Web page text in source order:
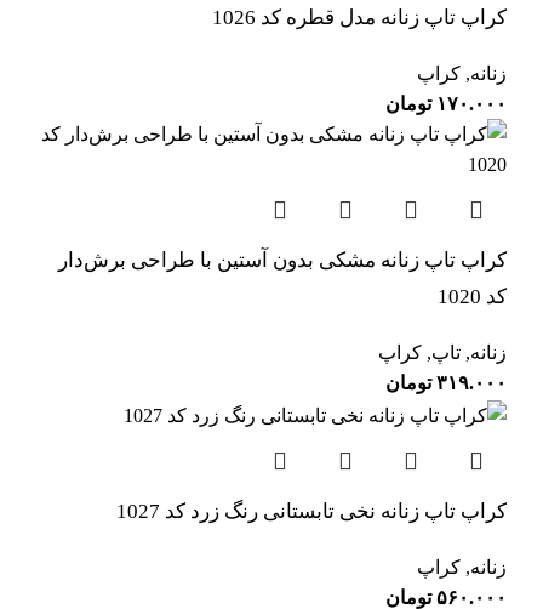
کراپ تاپ زنانه مدل قطره کد 1026
زنانه, کراپ
۱۷۰.۰۰۰ تومان
کراپ‌ تاپ زنانه مشکی بدون آستین با طراحی برش‌دار
کد 1020
زنانه, تاپ, کراپ
۳۱۹.۰۰۰ تومان
کراپ تاپ زنانه نخی تابستانی رنگ زرد کد 1027
زنانه, کراپ
۵۶۰.۰۰۰ تومان